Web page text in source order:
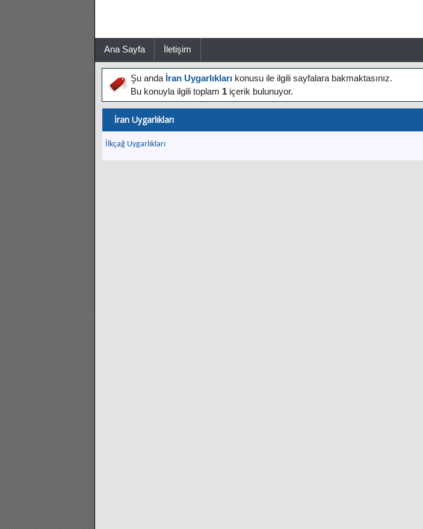
Ana Sayfa İletişim
Şu anda İran Uygarlıkları konusu ile ilgili sayfalara bakmaktasınız.
Bu konuyla ilgili toplam 1 içerik bulunuyor.
İran Uygarlıkları
İlkçağ Uygarlıkları